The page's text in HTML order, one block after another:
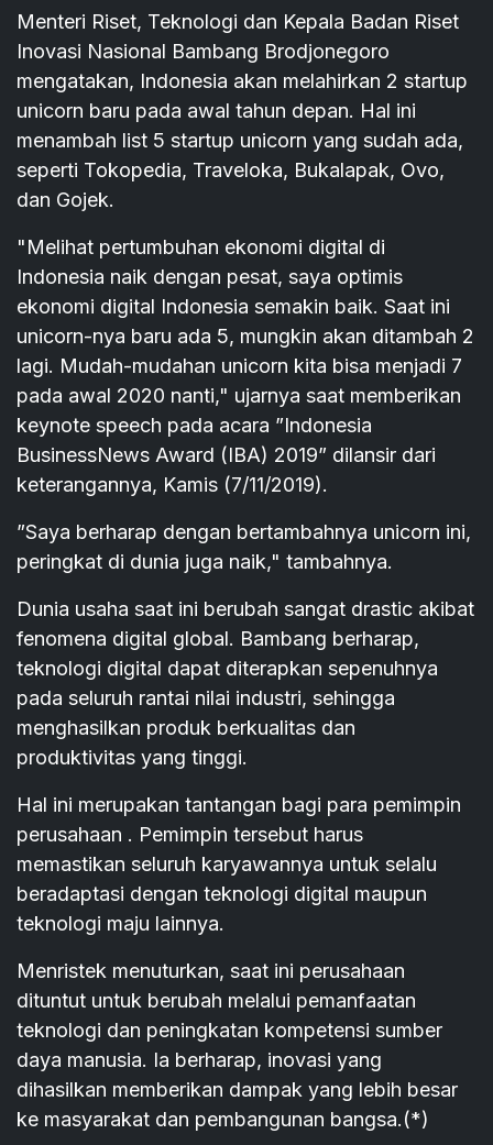
Menteri Riset, Teknologi dan Kepala Badan Riset
Inovasi Nasional Bambang Brodjonegoro
mengatakan, Indonesia akan melahirkan 2 startup
unicorn baru pada awal tahun depan. Hal ini
menambah list 5 startup unicorn yang sudah ada,
seperti Tokopedia, Traveloka, Bukalapak, Ovo,
dan Gojek.
"Melihat pertumbuhan ekonomi digital di
Indonesia naik dengan pesat, saya optimis
ekonomi digital Indonesia semakin baik. Saat ini
unicorn-nya baru ada 5, mungkin akan ditambah 2
lagi. Mudah-mudahan unicorn kita bisa menjadi 7
pada awal 2020 nanti," ujarnya saat memberikan
keynote speech pada acara ”Indonesia
BusinessNews Award (IBA) 2019” dilansir dari
keterangannya, Kamis (7/11/2019).
”Saya berharap dengan bertambahnya unicorn ini,
peringkat di dunia juga naik," tambahnya.
Dunia usaha saat ini berubah sangat drastic akibat
fenomena digital global. Bambang berharap,
teknologi digital dapat diterapkan sepenuhnya
pada seluruh rantai nilai industri, sehingga
menghasilkan produk berkualitas dan
produktivitas yang tinggi.
Hal ini merupakan tantangan bagi para pemimpin
perusahaan . Pemimpin tersebut harus
memastikan seluruh karyawannya untuk selalu
beradaptasi dengan teknologi digital maupun
teknologi maju lainnya.
Menristek menuturkan, saat ini perusahaan
dituntut untuk berubah melalui pemanfaatan
teknologi dan peningkatan kompetensi sumber
daya manusia. Ia berharap, inovasi yang
dihasilkan memberikan dampak yang lebih besar
ke masyarakat dan pembangunan bangsa.(*)